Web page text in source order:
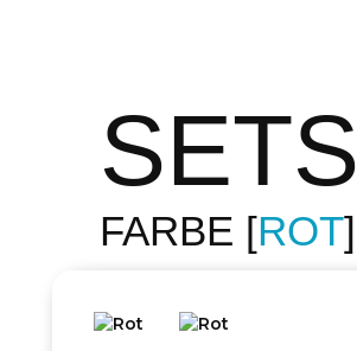
SETS
FARBE ROT